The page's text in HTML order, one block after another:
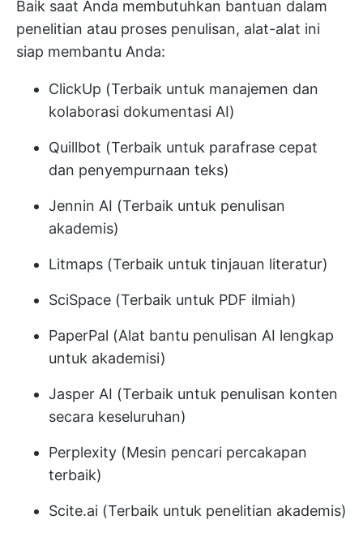
Baik saat Anda membutuhkan bantuan dalam
penelitian atau proses penulisan, alat-alat ini
siap membantu Anda:
ClickUp (Terbaik untuk manajemen dan
kolaborasi dokumentasi AI)
Quillbot (Terbaik untuk parafrase cepat
dan penyempurnaan teks)
Jennin AI (Terbaik untuk penulisan
akademis)
Litmaps (Terbaik untuk tinjauan literatur)
SciSpace (Terbaik untuk PDF ilmiah)
PaperPal (Alat bantu penulisan AI lengkap
untuk akademisi)
Jasper AI (Terbaik untuk penulisan konten
secara keseluruhan)
Perplexity (Mesin pencari percakapan
terbaik)
Scite.ai (Terbaik untuk penelitian akademis)